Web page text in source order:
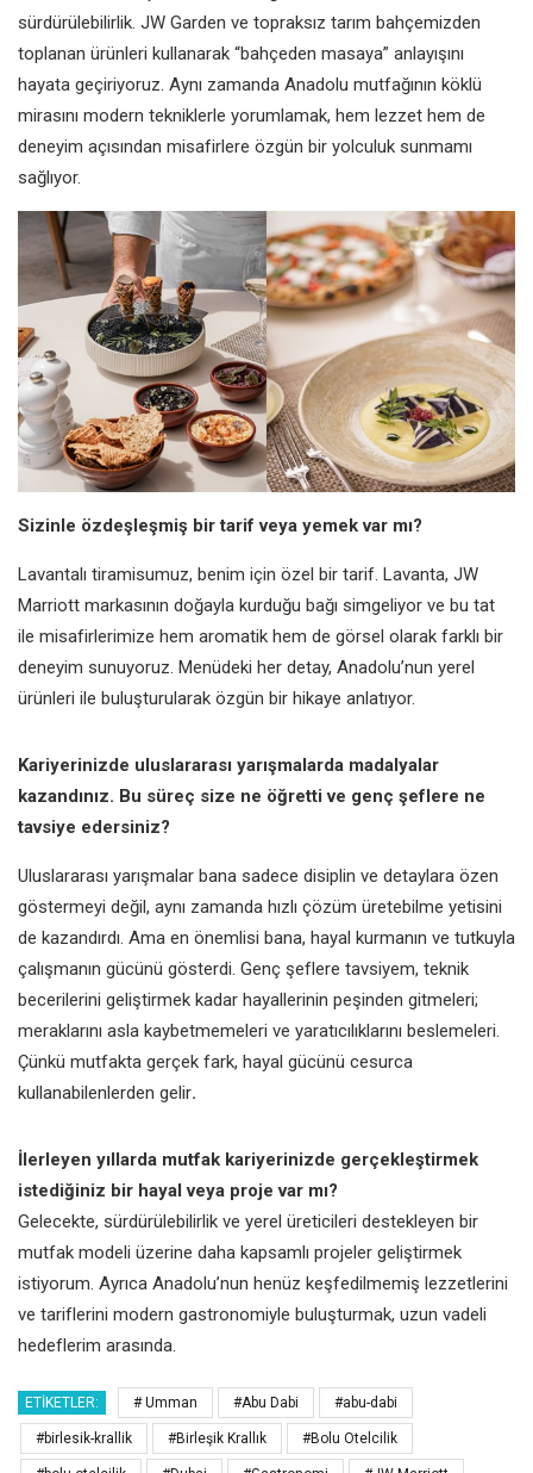
sürdürülebilirlik. JW Garden ve topraksız tarım bahçemizden
toplanan ürünleri kullanarak “bahçeden masaya” anlayışını
hayata geçiriyoruz. Aynı zamanda Anadolu mutfağının köklü
mirasını modern tekniklerle yorumlamak, hem lezzet hem de
deneyim açısından misafirlere özgün bir yolculuk sunmamı
sağlıyor.
Sizinle özdeşleşmiş bir tarif veya yemek var mı?
Lavantalı tiramisumuz, benim için özel bir tarif. Lavanta, JW
Marriott markasının doğayla kurduğu bağı simgeliyor ve bu tat
ile misafirlerimize hem aromatik hem de görsel olarak farklı bir
deneyim sunuyoruz. Menüdeki her detay, Anadolu’nun yerel
ürünleri ile buluşturularak özgün bir hikaye anlatıyor.
Kariyerinizde uluslararası yarışmalarda madalyalar
kazandınız. Bu süreç size ne öğretti ve genç şeflere ne
tavsiye edersiniz?
Uluslararası yarışmalar bana sadece disiplin ve detaylara özen
göstermeyi değil, aynı zamanda hızlı çözüm üretebilme yetisini
de kazandırdı. Ama en önemlisi bana, hayal kurmanın ve tutkuyla
çalışmanın gücünü gösterdi. Genç şeflere tavsiyem, teknik
becerilerini geliştirmek kadar hayallerinin peşinden gitmeleri;
meraklarını asla kaybetmemeleri ve yaratıcılıklarını beslemeleri.
Çünkü mutfakta gerçek fark, hayal gücünü cesurca
kullanabilenlerden gelir.
İlerleyen yıllarda mutfak kariyerinizde gerçekleştirmek
istediğiniz bir hayal veya proje var mı?
Gelecekte, sürdürülebilirlik ve yerel üreticileri destekleyen bir
mutfak modeli üzerine daha kapsamlı projeler geliştirmek
istiyorum. Ayrıca Anadolu’nun henüz keşfedilmemiş lezzetlerini
ve tariflerini modern gastronomiyle buluşturmak, uzun vadeli
hedeflerim arasında.
ETIKETLER: # Umman #Abu Dabi #abu-dabi
#birlesik-krallik #Birleşik Krallık #Bolu Otelcilik